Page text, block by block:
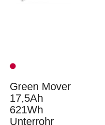
Green Mover
17,5Ah
621Wh
Unterrohr